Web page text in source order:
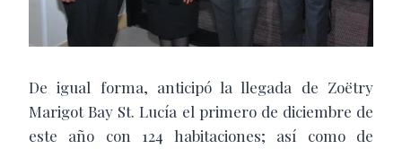
De igual forma, anticipó la llegada de Zoëtry
Marigot Bay St. Lucía el primero de diciembre de
este año con 124 habitaciones; así como de